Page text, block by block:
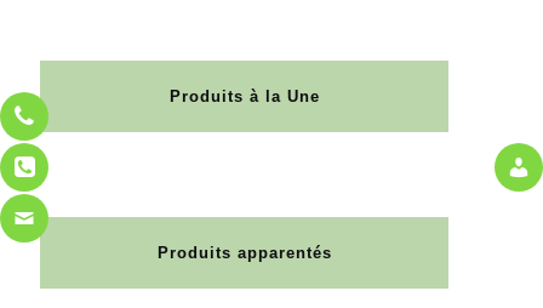
Produits à la Une
Produits apparentés